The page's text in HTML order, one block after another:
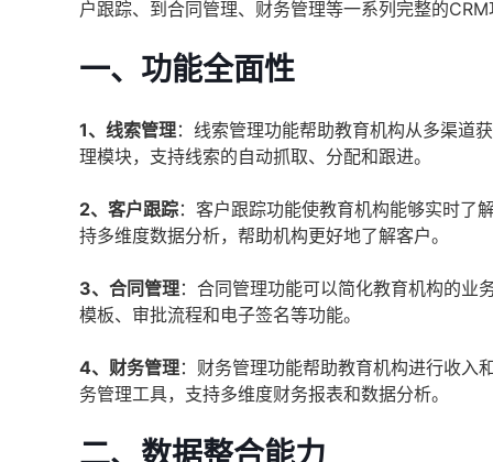
户跟踪、到合同管理、财务管理等一系列完整的
一、功能全面性
1、线索管理：线索管理功能帮助教育机构从多渠道
理模块，支持线索的自动抓取、分配和跟进。
2、客户跟踪：客户跟踪功能使教育机构能够实时了
持多维度数据分析，帮助机构更好地了解客户。
3、合同管理：合同管理功能可以简化教育机构的业
模板、审批流程和电子签名等功能。
4、财务管理：财务管理功能帮助教育机构进行收入
务管理工具，支持多维度财务报表和数据分析。
二、数据整合能力